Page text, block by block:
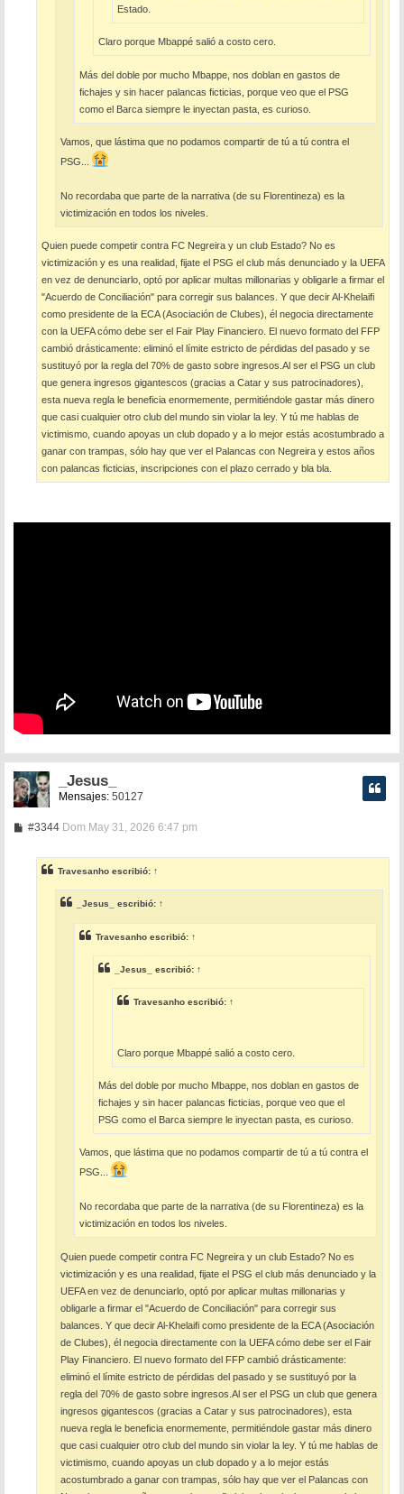
Estado.
Claro porque Mbappé salió a costo cero.
Más del doble por mucho Mbappe, nos doblan en gastos de
fichajes y sin hacer palancas ficticias, porque veo que el PSG
como el Barca siempre le inyectan pasta, es curioso.
Vamos, que lástima que no podamos compartir de tú a tú contra el
PSG...
No recordaba que parte de la narrativa (de su Florentineza) es la
victimización en todos los niveles.
Quien puede competir contra FC Negreira y un club Estado? No es
victimización y es una realidad, fijate el PSG el club más denunciado y la UEFA
en vez de denunciarlo, optó por aplicar multas millonarias y obligarle a firmar el
"Acuerdo de Conciliación" para corregir sus balances. Y que decir Al-Khelaifi
como presidente de la ECA (Asociación de Clubes), él negocia directamente
con la UEFA cómo debe ser el Fair Play Financiero. El nuevo formato del FFP
cambió drásticamente: eliminó el límite estricto de pérdidas del pasado y se
sustituyó por la regla del 70% de gasto sobre ingresos.Al ser el PSG un club
que genera ingresos gigantescos (gracias a Catar y sus patrocinadores),
esta nueva regla le beneficia enormemente, permitiéndole gastar más dinero
que casi cualquier otro club del mundo sin violar la ley. Y tú me hablas de
victimismo, cuando apoyas un club dopado y a lo mejor estás acostumbrado a
ganar con trampas, sólo hay que ver el Palancas con Negreira y estos años
con palancas ficticias, inscripciones con el plazo cerrado y bla bla.
_Jesus_
Mensajes: 50127
#3344M
a
j
e
Dom May 31, 2026 6:47 pm
Travesanho escribió: ↑
_Jesus_ escribió: ↑
Travesanho escribió: ↑
_Jesus_ escribió: ↑
Travesanho escribió: ↑
Claro porque Mbappé salió a costo cero.
Más del doble por mucho Mbappe, nos doblan en gastos de
fichajes y sin hacer palancas ficticias, porque veo que el
PSG como el Barca siempre le inyectan pasta, es curioso.
Vamos, que lástima que no podamos compartir de tú a tú contra el
PSG...
No recordaba que parte de la narrativa (de su Florentineza) es la
victimización en todos los niveles.
Quien puede competir contra FC Negreira y un club Estado? No es
victimización y es una realidad, fijate el PSG el club más denunciado y la
UEFA en vez de denunciarlo, optó por aplicar multas millonarias y
obligarle a firmar el "Acuerdo de Conciliación" para corregir sus
balances. Y que decir Al-Khelaifi como presidente de la ECA (Asociación
de Clubes), él negocia directamente con la UEFA cómo debe ser el Fair
Play Financiero. El nuevo formato del FFP cambió drásticamente:
eliminó el límite estricto de pérdidas del pasado y se sustituyó por la
regla del 70% de gasto sobre ingresos.Al ser el PSG un club que genera
ingresos gigantescos (gracias a Catar y sus patrocinadores), esta
nueva regla le beneficia enormemente, permitiéndole gastar más dinero
que casi cualquier otro club del mundo sin violar la ley. Y tú me hablas de
victimismo, cuando apoyas un club dopado y a lo mejor estás
acostumbrado a ganar con trampas, sólo hay que ver el Palancas con